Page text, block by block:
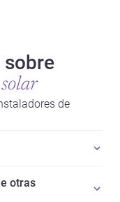
sobre
de
otras